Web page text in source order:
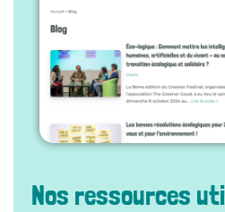
Nos ressources